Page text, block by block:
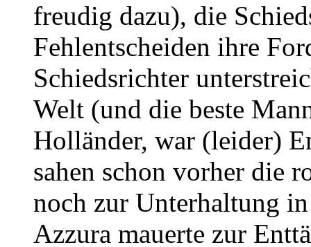
freudig dazu), die
Fehlentscheiden ihre
Schiedsrichter
Welt (und die beste
Holländer, war (leider)
sahen schon vorher die
noch zur Unterhaltung
Azzura mauerte zur